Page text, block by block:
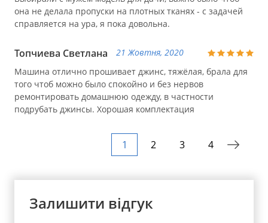
она не делала пропуски на плотных тканях - с задачей
справляется на ура, я пока довольна.
Топчиева Светлана
21 Жовтня, 2020
Машина отлично прошивает джинс, тяжёлая, брала для
того чтоб можно было спокойно и без нервов
ремонтировать домашнюю одежду, в частности
подрубать джинсы. Хорошая комплектация
1 2 3 4
Залишити відгук